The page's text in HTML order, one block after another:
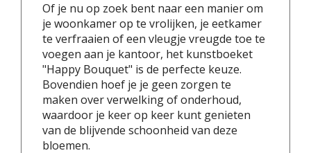
Of je nu op zoek bent naar een manier om
je woonkamer op te vrolijken, je eetkamer
te verfraaien of een vleugje vreugde toe te
voegen aan je kantoor, het kunstboeket
"Happy Bouquet" is de perfecte keuze.
Bovendien hoef je je geen zorgen te
maken over verwelking of onderhoud,
waardoor je keer op keer kunt genieten
van de blijvende schoonheid van deze
bloemen.